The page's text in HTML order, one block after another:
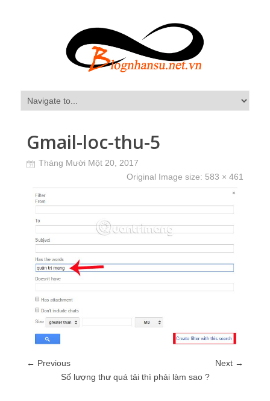
Gmail-loc-thu-5
Tháng Mười Một 20, 2017
Original Image size: 583 × 461
← Previous
Next →
Số lượng thư quá tải thì phải làm sao ?